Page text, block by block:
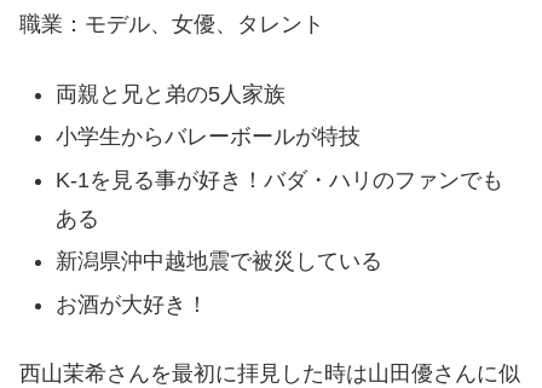
職業：モデル、女優、タレント
両親と兄と弟の5人家族
小学生からバレーボールが特技
K-1を見る事が好き！バダ・ハリのファンでも
ある
新潟県沖中越地震で被災している
お酒が大好き！
西山茉希さんを最初に拝見した時は山田優さんに似